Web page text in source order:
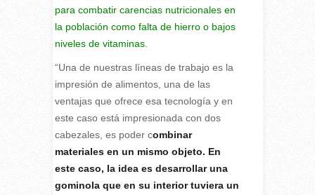
para combatir carencias nutricionales en
la población como falta de hierro o bajos
niveles de vitaminas.
“Una de nuestras líneas de trabajo es la
impresión de alimentos, una de las
ventajas que ofrece esa tecnología y en
este caso está impresionada con dos
cabezales, es poder combinar
materiales en un mismo objeto. En
este caso, la idea es desarrollar una
gominola que en su interior tuviera un